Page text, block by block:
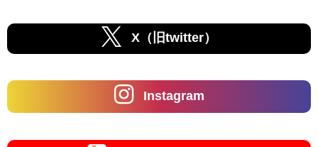
X（旧twitter）
Instagram